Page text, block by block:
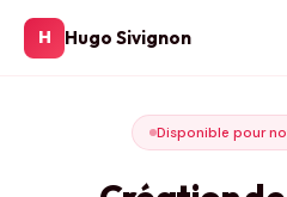
H Hugo Sivignon
Disponible pour